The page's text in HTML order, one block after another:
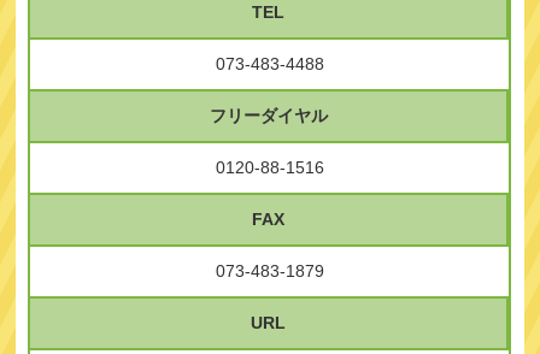
TEL
073-483-4488
フリーダイヤル
0120-88-1516
FAX
073-483-1879
URL